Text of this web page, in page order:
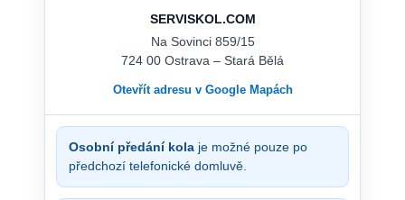
SERVISKOL.COM
Na Sovinci 859/15
724 00 Ostrava – Stará Bělá
Otevřít adresu v Google Mapách
Osobní předání kola je možné pouze po
předchozí telefonické domluvě.